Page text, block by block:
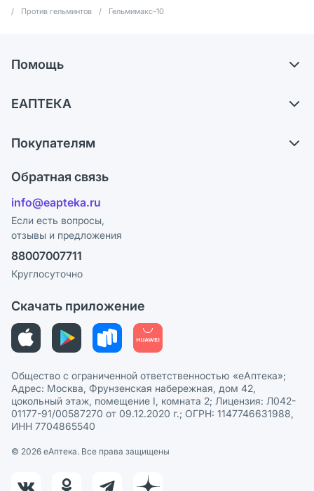
/
Против гельминтов / Гельмимакс-10
Помощь
Самовывоз из аптек
Ответы на вопросы
Блог
ЕАПТЕКА
Карьера
Поставщики
Лицензия
Реклама на сайте
Ваши товары на ЕАПТЕКЕ
Покупателям
Программа СберСпасибо
Политика конфиденциальности
Пользовательское соглашение
Политика рекомендаций
Этика и соответствие
Политика в отношении обработки персональных данных
Обратная связь
info@eapteka.ru
Если есть вопросы,
отзывы и предложения
88007007711
Круглосуточно
Скачать приложение
Общество с ограниченной ответственностью «еАптека»;
Адрес: Москва, Фрунзенская набережная, дом 42,
цокольный этаж, помещение I, комната 2; Лицензия: Л042-
01177-91/00587270 от 09.12.2020 г.; ОГРН: 1147746631988,
ИНН 7704865540
© 2026 eАптека. Все права защищены